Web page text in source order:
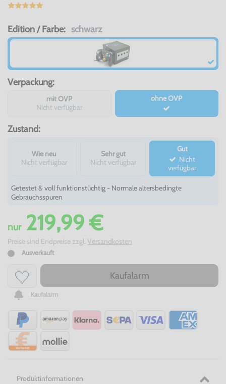
Edition / Farbe: schwarz
Verpackung:
mit OVP
Nicht verfügbar
ohne OVP
Zustand:
Wie neu
Nicht verfügbar
Sehr gut
Nicht verfügbar
Gut
verfügbar
Getestet & voll funktionstüchtig - Normale altersbedingte
Gebrauchsspuren
nur219,99 €
Preise sind Endpreise zzgl. Versandkosten
Ausverkauft
Kaufalarm
Kaufalarm
Produktinformationen